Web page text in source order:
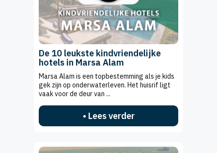
De 10 leukste kindvriendelijke
hotels in Marsa Alam
Marsa Alam is een topbestemming als je kids
gek zijn op onderwaterleven. Het huisrif ligt
vaak voor de deur van ...
• Lees verder